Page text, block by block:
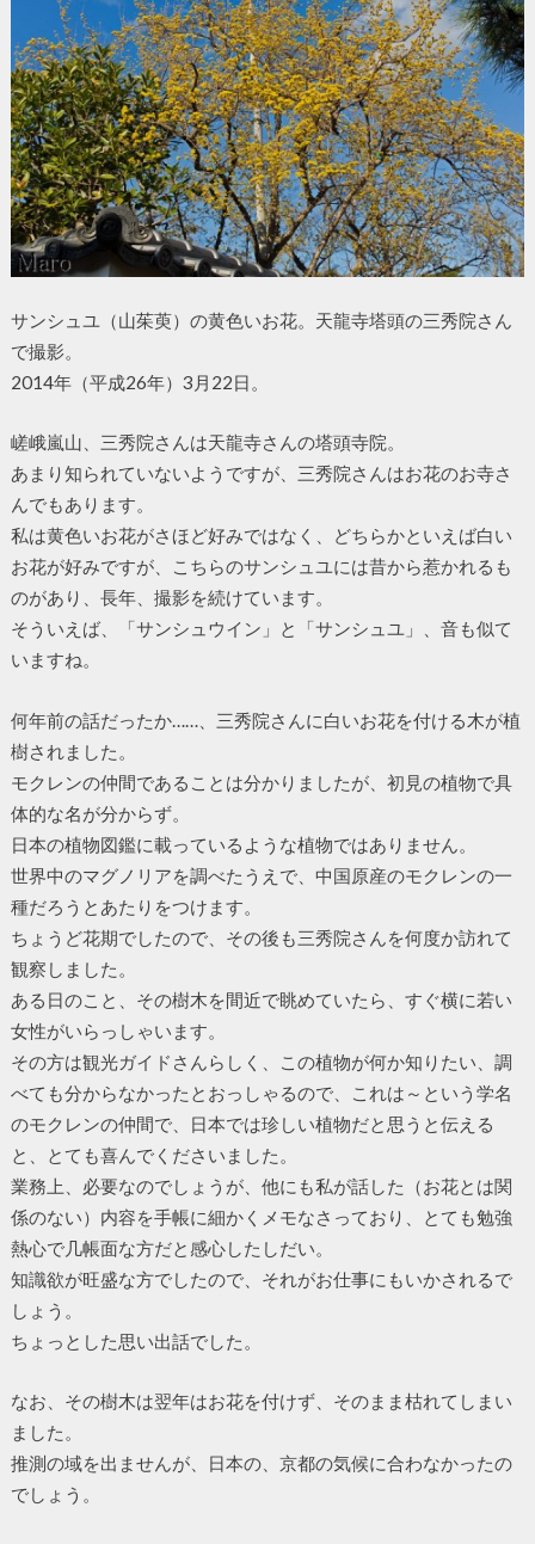
サンシュユ（山茱萸）の黄色いお花。天龍寺塔頭の三秀院さん
で撮影。
2014年（平成26年）3月22日。
嵯峨嵐山、三秀院さんは天龍寺さんの塔頭寺院。
あまり知られていないようですが、三秀院さんはお花のお寺さ
んでもあります。
私は黄色いお花がさほど好みではなく、どちらかといえば白い
お花が好みですが、こちらのサンシュユには昔から惹かれるも
のがあり、長年、撮影を続けています。
そういえば、「サンシュウイン」と「サンシュユ」、音も似て
いますね。
何年前の話だったか……、三秀院さんに白いお花を付ける木が植
樹されました。
モクレンの仲間であることは分かりましたが、初見の植物で具
体的な名が分からず。
日本の植物図鑑に載っているような植物ではありません。
世界中のマグノリアを調べたうえで、中国原産のモクレンの一
種だろうとあたりをつけます。
ちょうど花期でしたので、その後も三秀院さんを何度か訪れて
観察しました。
ある日のこと、その樹木を間近で眺めていたら、すぐ横に若い
女性がいらっしゃいます。
その方は観光ガイドさんらしく、この植物が何か知りたい、調
べても分からなかったとおっしゃるので、これは～という学名
のモクレンの仲間で、日本では珍しい植物だと思うと伝える
と、とても喜んでくださいました。
業務上、必要なのでしょうが、他にも私が話した（お花とは関
係のない）内容を手帳に細かくメモなさっており、とても勉強
熱心で几帳面な方だと感心したしだい。
知識欲が旺盛な方でしたので、それがお仕事にもいかされるで
しょう。
ちょっとした思い出話でした。
なお、その樹木は翌年はお花を付けず、そのまま枯れてしまい
ました。
推測の域を出ませんが、日本の、京都の気候に合わなかったの
でしょう。